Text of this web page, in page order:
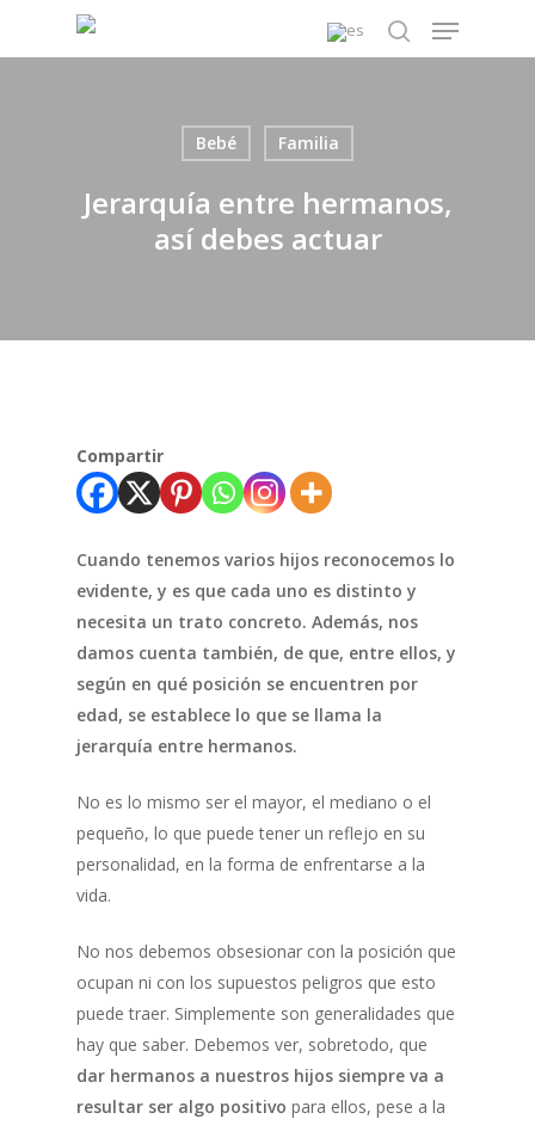
search
Menu
Bebé Familia
Jerarquía entre hermanos,
así debes actuar
Compartir
Cuando tenemos varios hijos reconocemos lo
evidente, y es que cada uno es distinto y
necesita un trato concreto. Además, nos
damos cuenta también, de que, entre ellos, y
según en qué posición se encuentren por
edad, se establece lo que se llama la
jerarquía entre hermanos.
No es lo mismo ser el mayor, el mediano o el
pequeño, lo que puede tener un reflejo en su
personalidad, en la forma de enfrentarse a la
vida.
No nos debemos obsesionar con la posición que
ocupan ni con los supuestos peligros que esto
puede traer. Simplemente son generalidades que
hay que saber. Debemos ver, sobretodo, que
dar hermanos a nuestros hijos siempre va a
resultar ser algo positivo para ellos, pese a la